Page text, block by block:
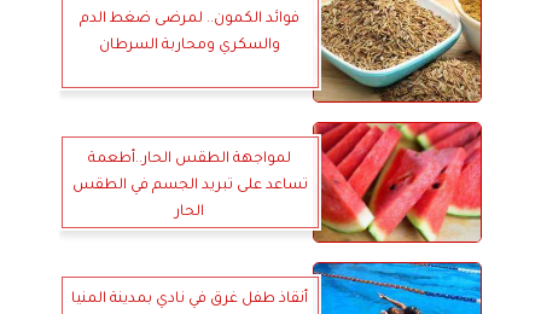
فوائد الكمون.. لمرضى ضغط الدم
والسكري ومحاربة السرطان
لمواجهة الطقس الحار..أطعمة
تساعد على تبريد الجسم في الطقس
الحار
أنقاذ طفل غرق في نادي بمدينة المنيا